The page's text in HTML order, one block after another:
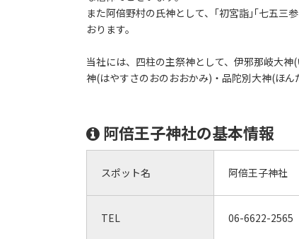
また阿倍野村の氏神として、｢初宮詣｣｢七五三
おります。
当社には、四柱の主祭神として、伊邪那岐大
神(はやすさのおのおおかみ)・品陀別大神(ほん
阿倍王子神社の基本情報
スポット名 阿倍王子神社
TEL 06-6622-2565